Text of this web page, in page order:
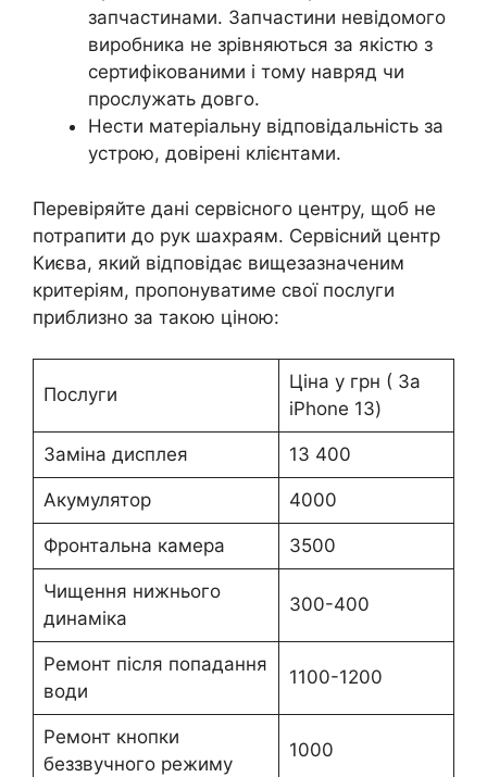
запчастинами. Запчастини невідомого
виробника не зрівняються за якістю з
сертифікованими і тому навряд чи
прослужать довго.
Нести матеріальну відповідальність за
устрою, довірені клієнтами.
Перевіряйте дані сервісного центру, щоб не
потрапити до рук шахраям. Сервісний центр
Києва, який відповідає вищезазначеним
критеріям, пропонуватиме свої послуги
приблизно за такою ціною:
Послуги
Ціна у грн ( За
iPhone 13)
Заміна дисплея 13 400
Акумулятор 4000
Фронтальна камера 3500
Чищення нижнього
динаміка
300-400
Ремонт після попадання
води
1100-1200
Ремонт кнопки
беззвучного режиму
1000